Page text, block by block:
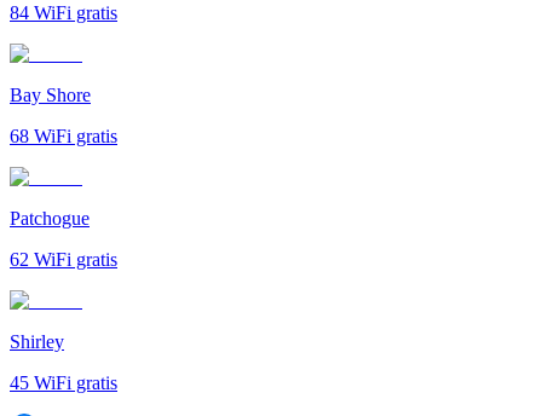
84 WiFi gratis
Bay Shore
68 WiFi gratis
Patchogue
62 WiFi gratis
Shirley
45 WiFi gratis